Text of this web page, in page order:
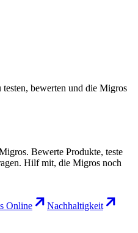
bewerten und die Migros
Bewerte Produkte, teste
Hilf mit, die Migros noch
Online
Nachhaltigkeit